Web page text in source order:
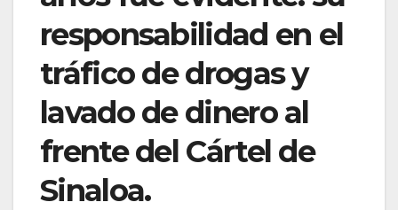
responsabilidad en el
tráfico de drogas y
lavado de dinero al
frente del Cártel de
Sinaloa.